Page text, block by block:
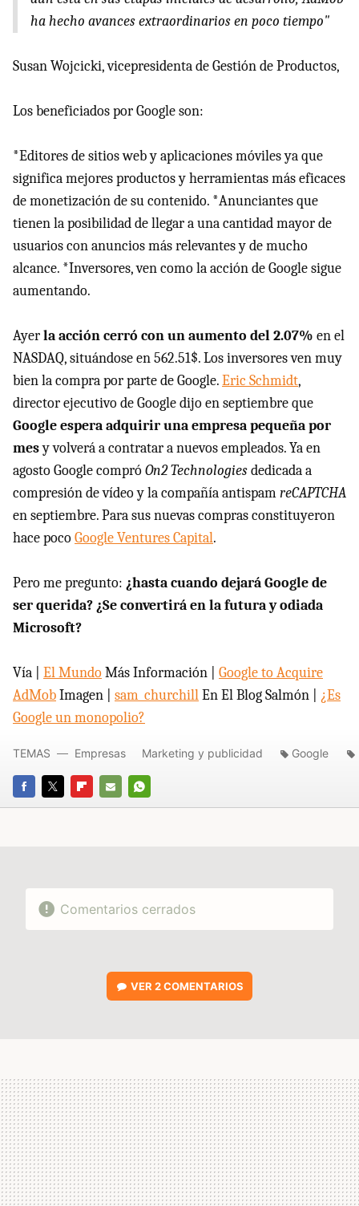
ha hecho avances extraordinarios en poco tiempo"
Susan Wojcicki, vicepresidenta de Gestión de Productos,
Los beneficiados por Google son:
*Editores de sitios web y aplicaciones móviles ya que
significa mejores productos y herramientas más eficaces
de monetización de su contenido. *Anunciantes que
tienen la posibilidad de llegar a una cantidad mayor de
usuarios con anuncios más relevantes y de mucho
alcance. *Inversores, ven como la acción de Google sigue
aumentando.
Ayerla acción cerró con un aumento del 2.07% en el
NASDAQ, situándose en 562.51$. Los inversores ven muy
bien la compra por parte de Google.Eric Schmidt,
director ejecutivo de Google dijo en septiembre que
Google espera adquirir una empresa pequeña por
mesy volverá a contratar a nuevos empleados. Ya en
agosto Google compróOn2 Technologiesdedicada a
compresión de vídeo y la compañía antispamreCAPTCHA
en septiembre. Para sus nuevas compras constituyeron
hace pocoGoogle Ventures Capital.
Pero me pregunto: ¿hasta cuando dejará Google de
ser querida? ¿Se convertirá en la futura y odiada
Microsoft?
Vía | El MundoMás Información | Google to Acquire
AdMobImagen | sam_churchillEn El Blog Salmón | ¿Es
Google un monopolio?
FACEBOOK
TWITTERFLIPBOARD
E-
WHATSAPP
TEMAS Empresas Marketing y publicidad Google
Comentarios cerrados
VER2 COMENTARIOS